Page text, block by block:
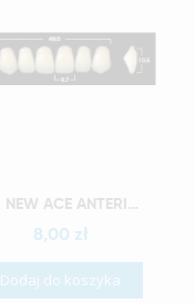
Szybki podgląd YM. NEW ACE ANTERIOR - AKRYLOWE ZĘBY SZTUCZNE - A2-O5
8,00 zł
Dodaj do koszyka